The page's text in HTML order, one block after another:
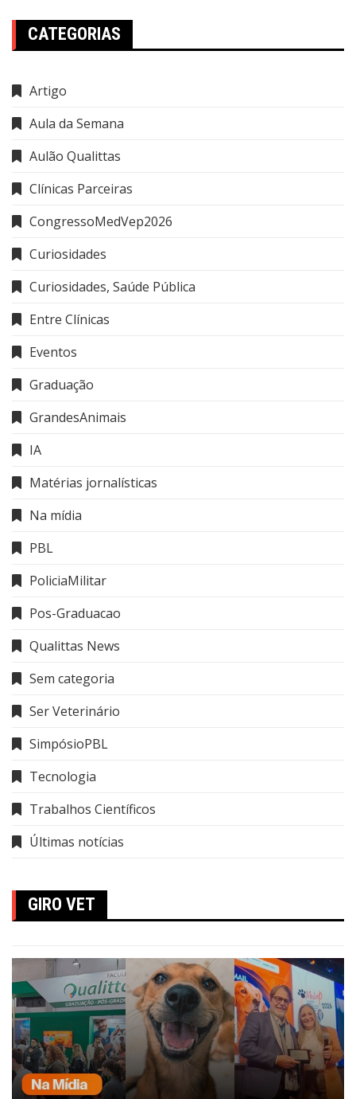
CATEGORIAS
Artigo
Aula da Semana
Aulão Qualittas
Clínicas Parceiras
CongressoMedVep2026
Curiosidades
Curiosidades, Saúde Pública
Entre Clínicas
Eventos
Graduação
GrandesAnimais
IA
Matérias jornalísticas
Na mídia
PBL
PoliciaMilitar
Pos-Graduacao
Qualittas News
Sem categoria
Ser Veterinário
SimpósioPBL
Tecnologia
Trabalhos Científicos
Últimas notícias
GIRO VET